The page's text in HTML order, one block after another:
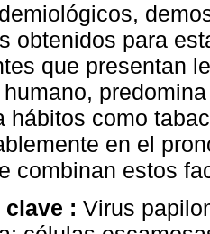
obtenidos para
que presentan
hábitos como
en el
combinan estos
clave : Virus